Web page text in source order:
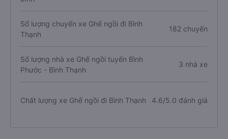
Số lượng chuyến xe Ghế ngồi đi Bình
Thạnh
182 chuyến
Số lượng nhà xe Ghế ngồi tuyến Bình
Phước - Bình Thạnh
3 nhà xe
Chất lượng xe Ghế ngồi đi Bình Thạnh 4.6/5.0 đánh giá